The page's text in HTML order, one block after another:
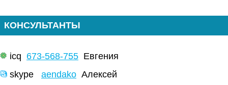
КОНСУЛЬТАНТЫ
icq 673-568-755 Евгения
skype aendako Алексей